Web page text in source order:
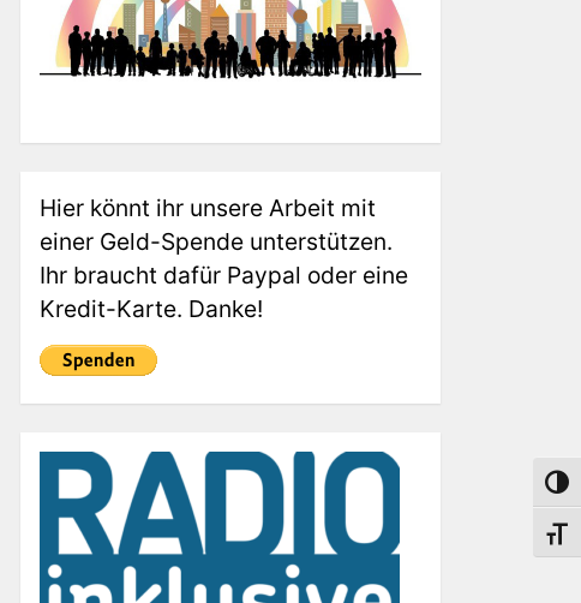
Hier könnt ihr unsere Arbeit mit
einer Geld-Spende unterstützen.
Ihr braucht dafür Paypal oder eine
Kredit-Karte. Danke!